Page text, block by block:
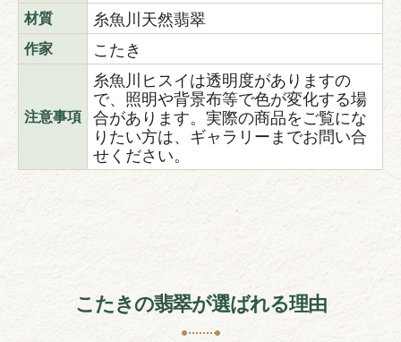
材質 糸魚川天然翡翠
作家 こたき
注意事項
糸魚川ヒスイは透明度がありますの
で、照明や背景布等で色が変化する場
合があります。実際の商品をご覧にな
りたい方は、ギャラリーまでお問い合
せください。
こたきの翡翠が選ばれる理由